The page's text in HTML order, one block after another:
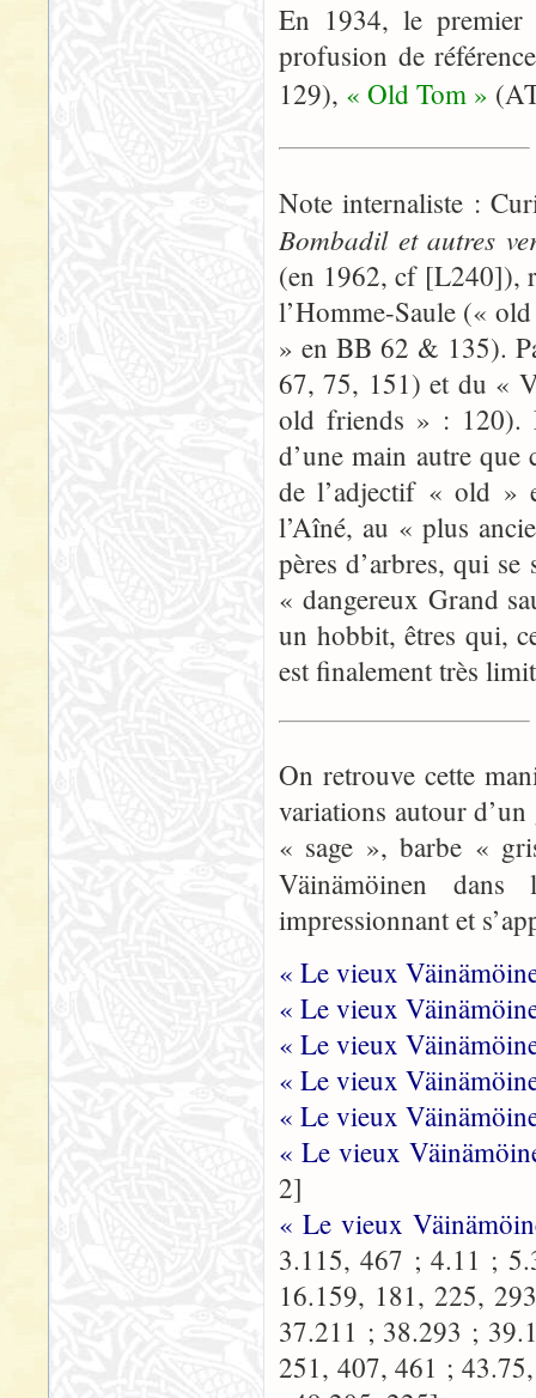
En 1934, le premier
profusion de
129), « Old Tom »
Note internaliste :
Bombadil et autres
(en 1962, cf [L240]),
l’Homme-Saule («
» en BB 62 & 135).
67, 75, 151) et du «
old friends » : 120).
d’une main autre
de l’adjectif « old »
l’Aîné, au « plus
pères d’arbres, qui
« dangereux Grand
un hobbit, êtres qui,
est finalement très
On retrouve cette
variations autour
« sage », barbe «
Väinämöinen
impressionnant et
« Le vieux
« Le vieux
« Le vieux
« Le vieux
« Le vieux
« Le vieux
2]
« Le vieux
3.115, 467 ; 4.11 ;
16.159, 181, 225,
37.211 ; 38.293 ;
251, 407, 461 ;